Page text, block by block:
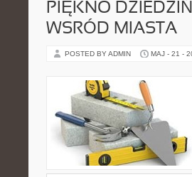
PIĘKNO
WSRÓD MIASTA
POSTED BY ADMIN MAJ - 21 -